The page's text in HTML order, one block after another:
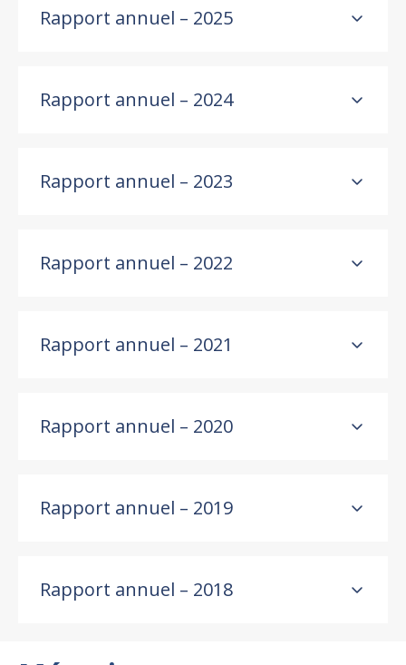
Rapport annuel – 2025
Rapport annuel – 2024
Rapport annuel – 2023
Rapport annuel – 2022
Rapport annuel – 2021
Rapport annuel – 2020
Rapport annuel – 2019
Rapport annuel – 2018